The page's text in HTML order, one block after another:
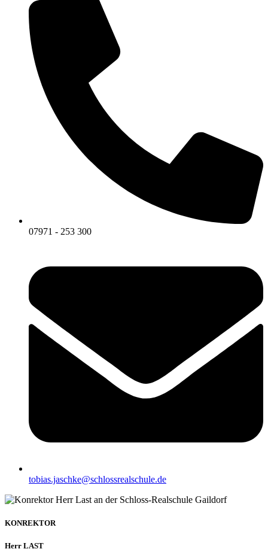
07971 - 253 300
tobias.jaschke@schlossrealschule.de
KONREKTOR
Herr LAST